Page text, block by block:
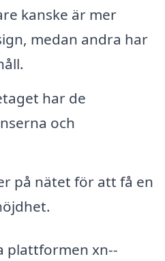
kanske är mer
medan andra har
har de
och
på nätet för att få en
plattformen xn--